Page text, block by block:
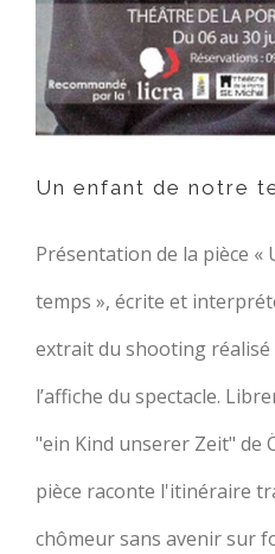
Un enfant de notre
Présentation de la pièce
temps », écrite et
extrait du shooting
l’affiche du spectacle.
"ein Kind unserer Zeit" de
pièce raconte l'itinéraire
chômeur sans avenir sur